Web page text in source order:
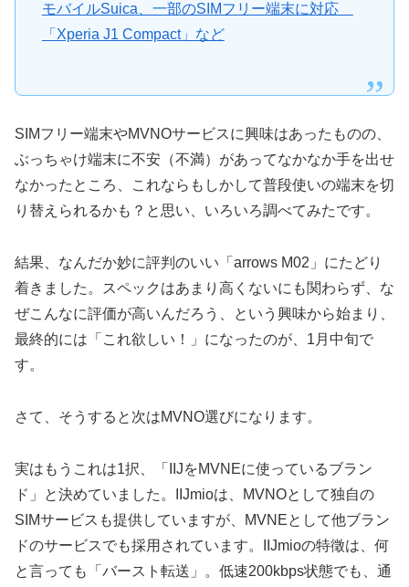
モバイルSuica、一部のSIMフリー端末に対応
「Xperia J1 Compact」など
SIMフリー端末やMVNOサービスに興味はあったものの、
ぶっちゃけ端末に不安（不満）があってなかなか手を出せ
なかったところ、これならもしかして普段使いの端末を切
り替えられるかも？と思い、いろいろ調べてみたです。
結果、なんだか妙に評判のいい「arrows M02」にたどり
着きました。スペックはあまり高くないにも関わらず、な
ぜこんなに評価が高いんだろう、という興味から始まり、
最終的には「これ欲しい！」になったのが、1月中旬で
す。
さて、そうすると次はMVNO選びになります。
実はもうこれは1択、「IIJをMVNEに使っているブラン
ド」と決めていました。IIJmioは、MVNOとして独自の
SIMサービスも提供していますが、MVNEとして他ブラン
ドのサービスでも採用されています。IIJmioの特徵は、何
と言っても「バースト転送」。低速200kbps状態でも、通